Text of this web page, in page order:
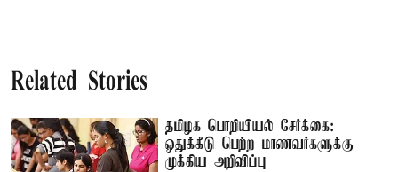
Related Stories
தமிழக பொறியியல் சேர்க்கை:
ஒதுக்கீடு பெற்ற மாணவர்களுக்கு
முக்கிய அறிவிப்பு